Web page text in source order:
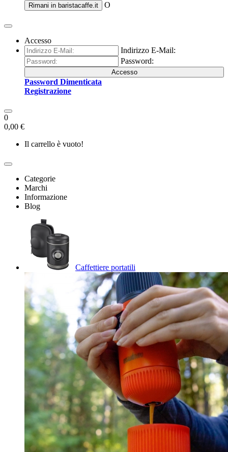
Rimani in baristacaffe.it O
Accesso
Indirizzo E-Mail:
Password:
Accesso
Password Dimenticata
Registrazione
0
0,00 €
Il carrello è vuoto!
Categorie
Marchi
Informazione
Blog
Caffettiere portatili